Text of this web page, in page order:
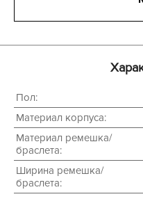
Пол:
Материал корпуса:
Материал ремешка/
браслета:
Ширина ремешка/
браслета: